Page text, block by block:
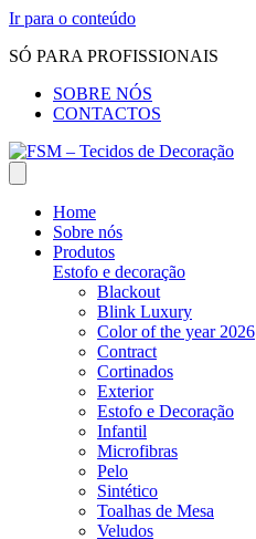
Ir para o conteúdo
SÓ PARA PROFISSIONAIS
SOBRE NÓS
CONTACTOS
Home
Sobre nós
Produtos
Estofo e decoração
Blackout
Blink Luxury
Color of the year 2026
Contract
Cortinados
Exterior
Estofo e Decoração
Infantil
Microfibras
Pelo
Sintético
Toalhas de Mesa
Veludos